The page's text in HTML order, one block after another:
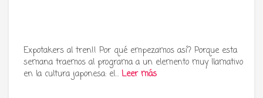
Expotakers al tren!! Por qué empezamos así? Porque esta
semana traemos al programa a un elemento muy llamativo
en la cultura japonesa: el… Leer más